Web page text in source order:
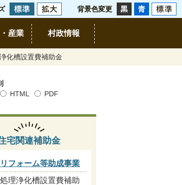
背景色変更
産業 村政情報
化槽設置費補助金
HTML PDF
宅関連補助金
フォーム等助成事業
理浄化槽設置費補助